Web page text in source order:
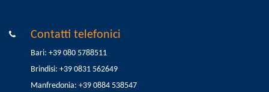
Contatti telefonici
Bari: +39 080 5788511
Brindisi: +39 0831 562649
Manfredonia: +39 0884 538547